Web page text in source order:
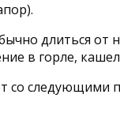
длиться от
в горле,
со следующими